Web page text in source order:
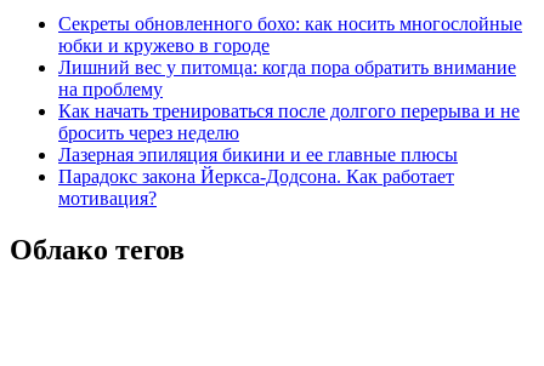
Секреты обновленного бохо: как носить многослойные
юбки и кружево в городе
Лишний вес у питомца: когда пора обратить внимание
на проблему
Как начать тренироваться после долгого перерыва и не
бросить через неделю
Лазерная эпиляция бикини и ее главные плюсы
Парадокс закона Йеркса-Додсона. Как работает
мотивация?
Облако тегов